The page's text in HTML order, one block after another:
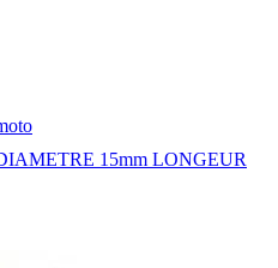
15mm LONGEUR